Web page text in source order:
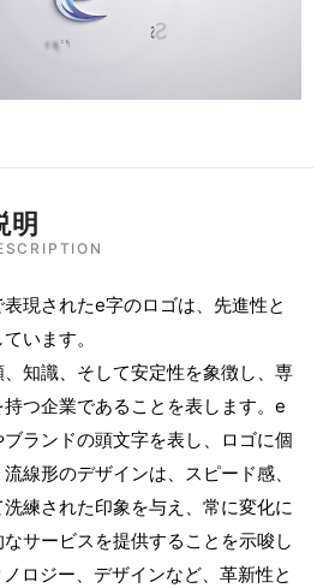
明
現されたe字のロゴは、先進性と
います。
知識、そして安定性を象徴し、専
つ企業であることを表します。e
ランドの頭文字を表し、ロゴに個
線形のデザインは、スピード感、
練された印象を与え、常に変化に
サービスを提供することを示唆し
ロジー、デザインなど、革新性と